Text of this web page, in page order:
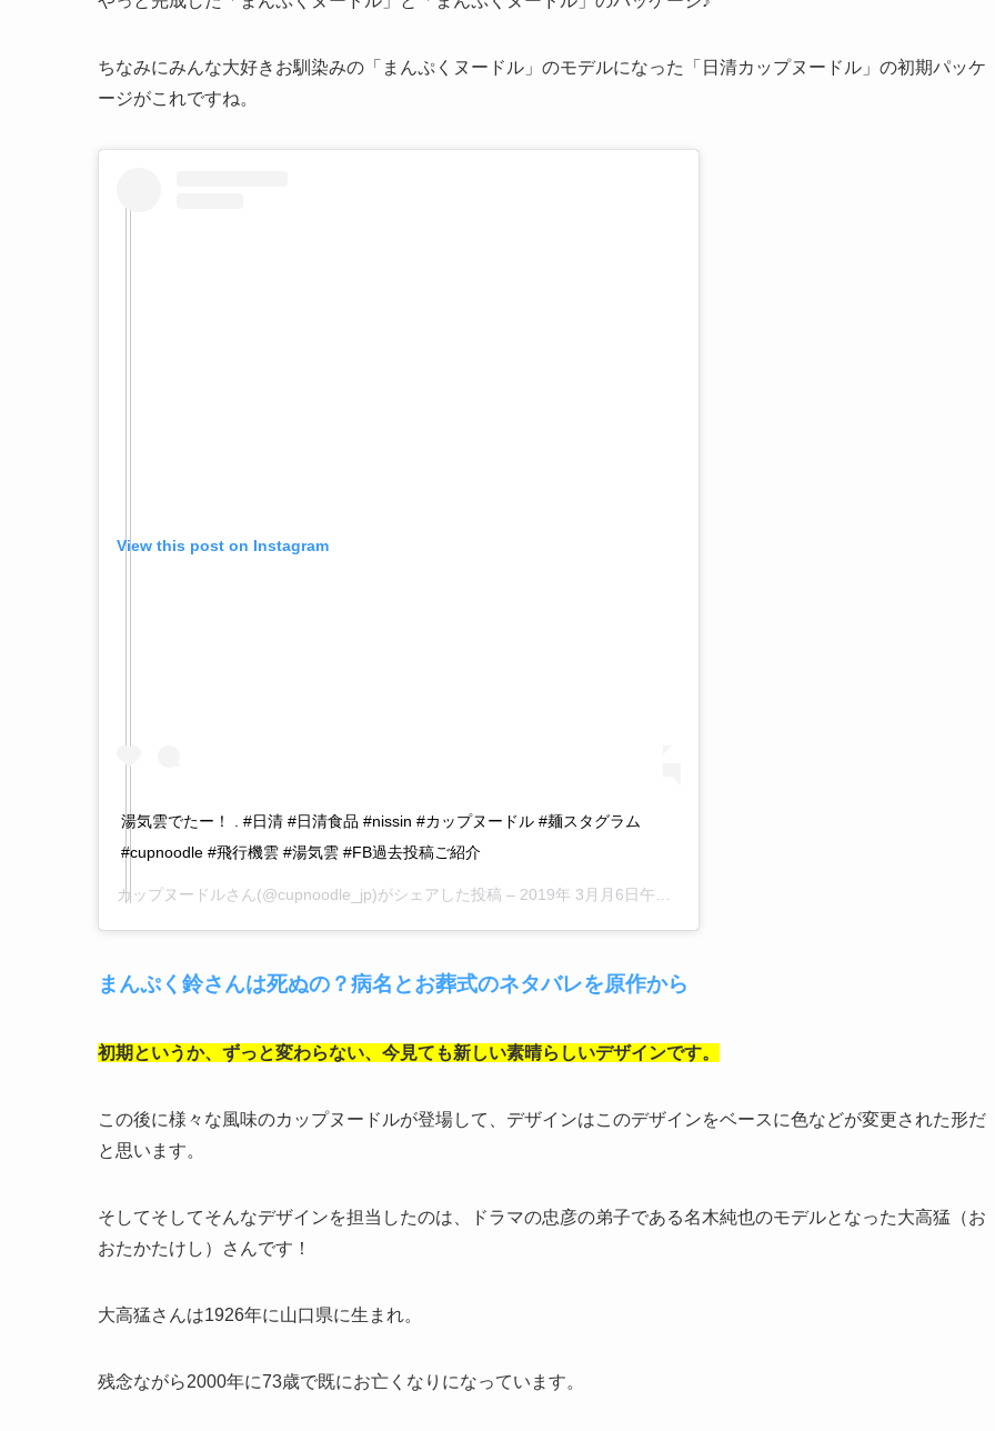
ちなみにみんな大好きお馴染みの「まんぷくヌードル」のモデルになった「日清カップヌードル」の初期パッケ
ージがこれですね。
View this post on Instagram
湯気雲でたー！ . #日清 #日清食品 #nissin #カップヌードル #麺スタグラム
#cupnoodle #飛行機雲 #湯気雲 #FB過去投稿ご紹介
カップヌードルさん(@cupnoodle_jp)がシェアした投稿 – 2019年 3月月6日午後6時30分PST
まんぷく鈴さんは死ぬの？病名とお葬式のネタバレを原作から
初期というか、ずっと変わらない、今見ても新しい素晴らしいデザインです。
この後に様々な風味のカップヌードルが登場して、デザインはこのデザインをベースに色などが変更された形だ
と思います。
そしてそしてそんなデザインを担当したのは、ドラマの忠彦の弟子である名木純也のモデルとなった大高猛（お
おたかたけし）さんです！
大高猛さんは1926年に山口県に生まれ。
残念ながら2000年に73歳で既にお亡くなりになっています。